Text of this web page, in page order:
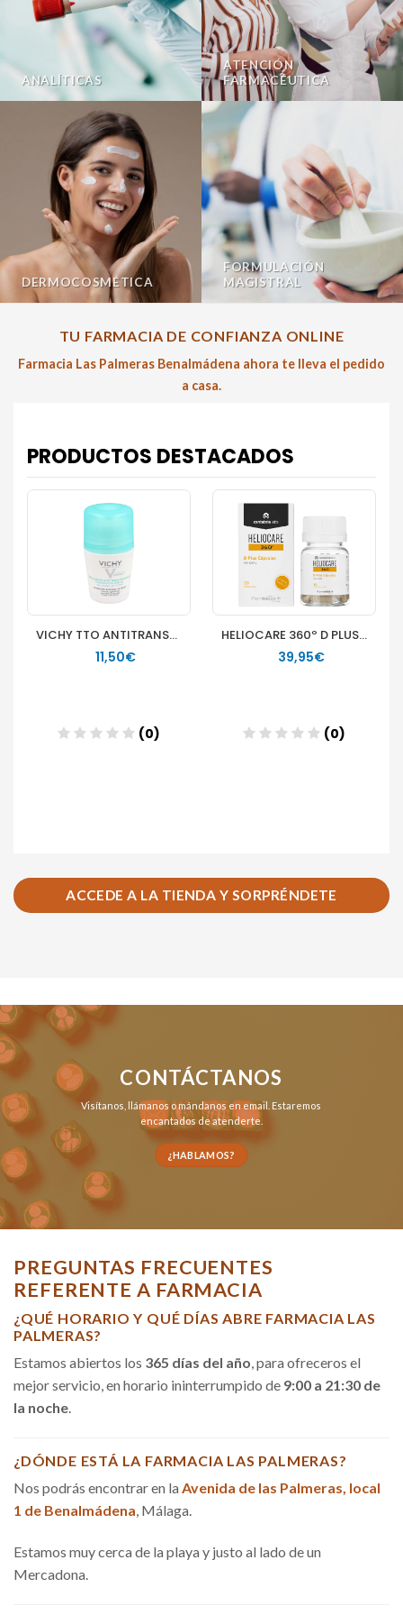
ANALÍTICAS
ATENCIÓN
FARMACÉUTICA
DERMOCOSMÉTICA
FORMULACIÓN
MAGISTRAL
TU FARMACIA DE CONFIANZA ONLINE
Farmacia Las Palmeras Benalmádena ahora te lleva el pedido
a casa.
ACCEDE A LA TIENDA Y SORPRÉNDETE
CONTÁCTANOS
Visítanos, llámanosomándanos en email . Estaremos
encantados de atenderte.
¿HABLAMOS?
PREGUNTAS FRECUENTES
REFERENTE A FARMACIA
¿QUÉ HORARIO Y QUÉ DÍAS ABRE FARMACIA LAS
PALMERAS?
Estamos abiertos los 365 días del año, para ofreceros el
mejor servicio, en horario ininterrumpido de 9:00 a 21:30 de
la noche.
¿DÓNDE ESTÁ LA FARMACIA LAS PALMERAS?
Nos podrás encontrar en la Avenida de las Palmeras, local
1 de Benalmádena, Málaga.
Estamos muy cerca de la playa y justo al lado de un
Mercadona.